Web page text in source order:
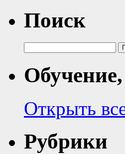
Поиск
Открыть
Рубрики